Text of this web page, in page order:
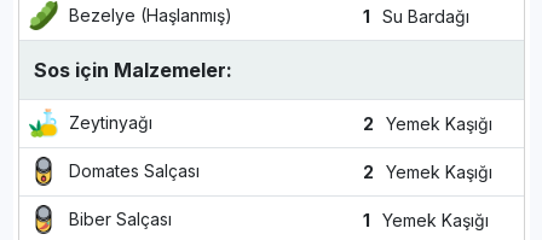
Bezelye (Haşlanmış) 1 Su Bardağı
Sos için Malzemeler:
Zeytinyağı 2 Yemek Kaşığı
Domates Salçası 2 Yemek Kaşığı
Biber Salçası 1 Yemek Kaşığı